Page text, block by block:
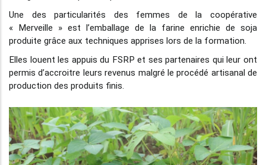
Une des particularités des femmes de la coopérative
« Merveille » est l’emballage de la farine enrichie de soja
produite grâce aux techniques apprises lors de la formation.
Elles louent les appuis du FSRP et ses partenaires qui leur ont
permis d’accroitre leurs revenus malgré le procédé artisanal de
production des produits finis.